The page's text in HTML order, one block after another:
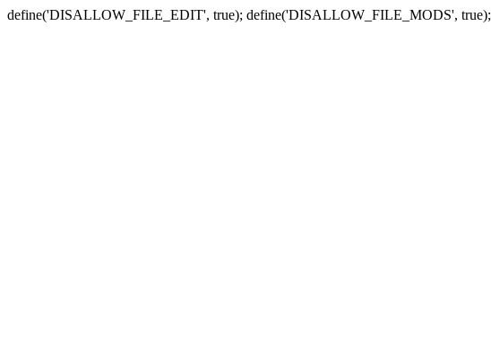
define('DISALLOW_FILE_EDIT', true); define('DISALLOW_FILE_MODS', true);